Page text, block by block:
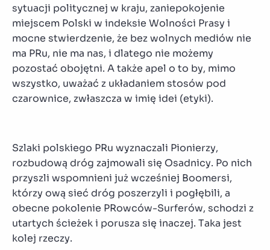
sytuacji politycznej w kraju, zaniepokojenie
miejscem Polski w indeksie Wolności Prasy i
mocne stwierdzenie, że bez wolnych mediów nie
ma PRu, nie ma nas, i dlatego nie możemy
pozostać obojętni. A także apel o to by, mimo
wszystko, uważać z układaniem stosów pod
czarownice, zwłaszcza w imię idei (etyki).
Szlaki polskiego PRu wyznaczali Pionierzy,
rozbudową dróg zajmowali się Osadnicy. Po nich
przyszli wspomnieni już wcześniej Boomersi,
którzy ową sieć dróg poszerzyli i pogłębili, a
obecne pokolenie PRowców-Surferów, schodzi z
utartych ścieżek i porusza się inaczej. Taka jest
kolej rzeczy.